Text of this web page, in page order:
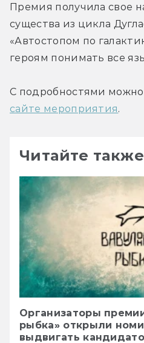
Премия получила свое
существа из цикла
«Автостопом по
героям понимать все
С подробностями можно
сайте мероприятия.
Читайте также
Организаторы
рыбка» открыли
выдвигать